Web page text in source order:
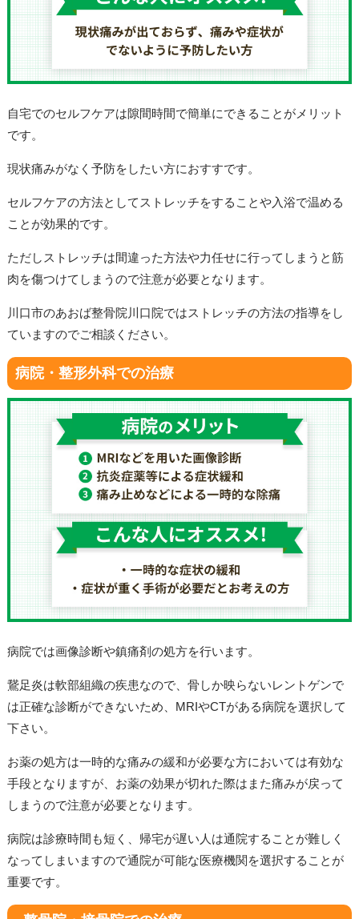
自宅でのセルフケアは隙間時間で簡単にできることがメリット
です。
現状痛みがなく予防をしたい方におすすです。
セルフケアの方法としてストレッチをすることや入浴で温める
ことが効果的です。
ただしストレッチは間違った方法や力任せに行ってしまうと筋
肉を傷つけてしまうので注意が必要となります。
川口市のあおば整骨院川口院ではストレッチの方法の指導をし
ていますのでご相談ください。
病院・整形外科での治療
病院では画像診断や鎮痛剤の処方を行います。
鵞足炎は軟部組織の疾患なので、骨しか映らないレントゲンで
は正確な診断ができないため、MRIやCTがある病院を選択して
下さい。
お薬の処方は一時的な痛みの緩和が必要な方においては有効な
手段となりますが、お薬の効果が切れた際はまた痛みが戻って
しまうので注意が必要となります。
病院は診療時間も短く、帰宅が遅い人は通院することが難しく
なってしまいますので通院が可能な医療機関を選択することが
重要です。